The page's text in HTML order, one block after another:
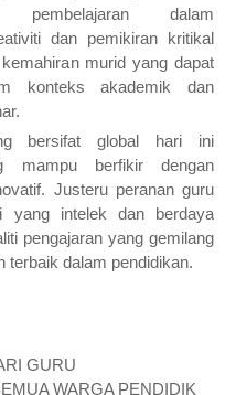
pembelajaran dalam
dan pemikiran kritikal
murid yang dapat
konteks akademik dan
bersifat global hari ini
mampu berfikir dengan
Justeru peranan guru
yang intelek dan berdaya
pengajaran yang gemilang
terbaik dalam pendidikan.
GURU
WARGA PENDIDIK